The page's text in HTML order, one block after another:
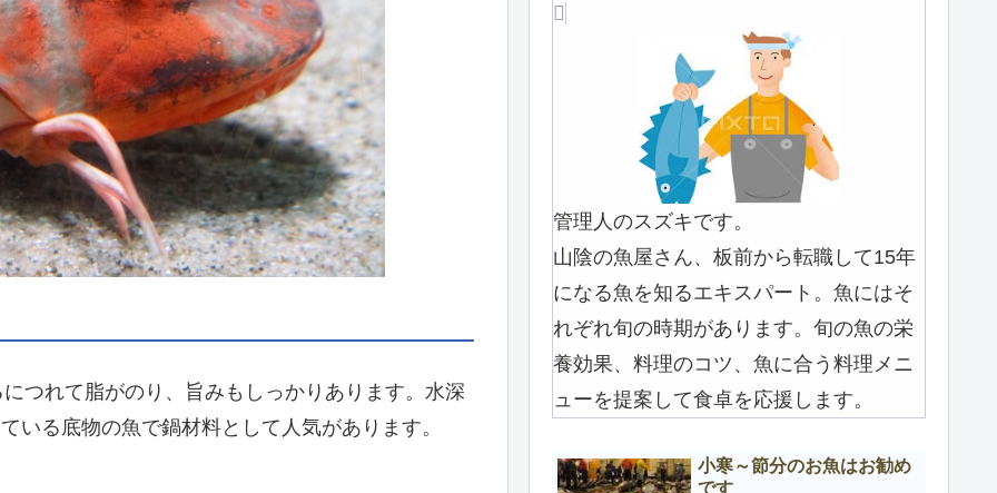
つれて脂がのり、旨みもしっかりあります。水深
いる底物の魚で鍋材料として人気があります。
管理人のスズキです。
山陰の魚屋さん、板前から転職して15年
になる魚を知るエキスパート。魚にはそ
れぞれ旬の時期があります。旬の魚の栄
養効果、料理のコツ、魚に合う料理メニ
ューを提案して食卓を応援します。
小寒～節分のお魚はお勧め
です